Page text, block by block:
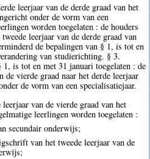
leerjaar van de derde graad van het
onder de vorm van een
worden toegelaten : de houders
leerjaar van de derde graad van
de bepalingen van § 1, is tot en
van studierichting. § 3.
is tot en met 31 januari toegelaten : de
de vierde graad naar het derde leerjaar
de vorm van een specialisatiejaar.
van de vierde graad van het
leerlingen worden toegelaten :
secundair onderwijs;
van het tweede leerjaar van de